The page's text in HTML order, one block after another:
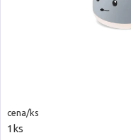
cena/ks
1ks